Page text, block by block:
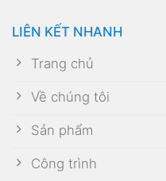
LIÊN KẾT NHANH
Trang chủ
Về chúng tôi
Sản phẩm
Công trình